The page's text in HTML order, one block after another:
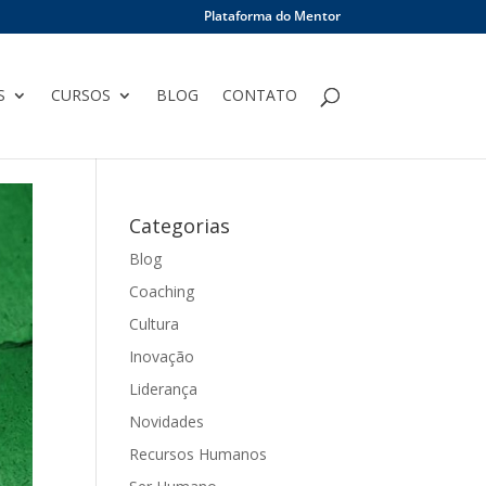
Plataforma do Mentor
CURSOS BLOG CONTATO
Categorias
Blog
Coaching
Cultura
Inovação
Liderança
Novidades
Recursos Humanos